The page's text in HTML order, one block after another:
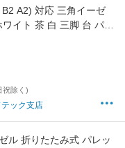
A2) 対応 三角イーゼ
イト 茶 白 三脚 台 パネ
板立て 看板スタンド お
額縁 黒板 スチレンボー
食店 カフェ 店
祝除く)
ック支店
ル 折りたたみ式 パレッ